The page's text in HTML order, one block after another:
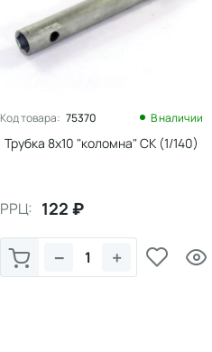
Код товара: 75370 В наличии
Трубка 8х10 "коломна" СК (1/140)
РРЦ: 122 ₽
+
−